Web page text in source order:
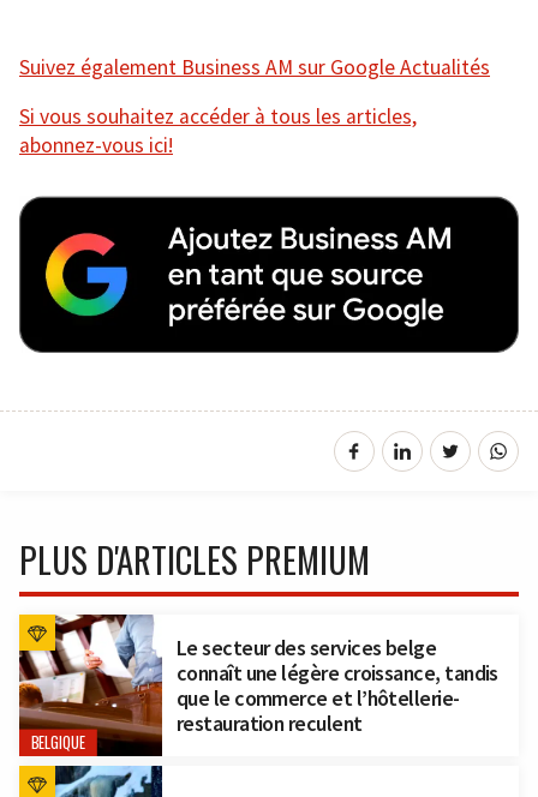
Suivez également Business AM sur Google Actualités
Si vous souhaitez accéder à tous les articles,
abonnez-vous ici!
PLUS D'ARTICLES PREMIUM
BELGIQUE
Le secteur des services belge
connaît une légère croissance, tandis
que le commerce et l’hôtellerie-
restauration reculent